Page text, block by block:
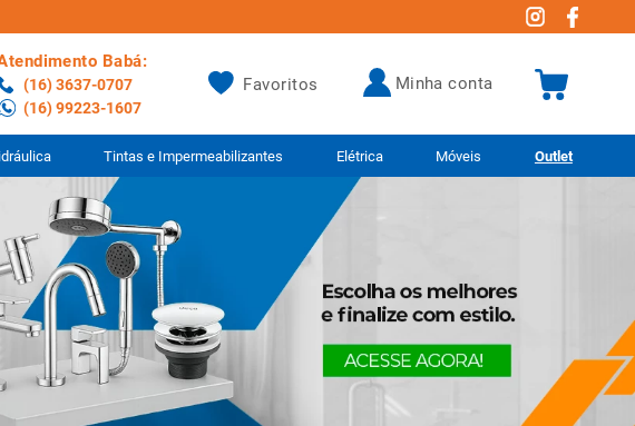
Babá:
(16) 3637-0707
(16) 99223-1607
Favoritos minha conta
Tintas e Impermeabilizantes Elétrica Móveis Outlet